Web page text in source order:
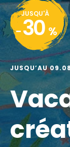
JUSQU'À
- 30 %
JUSQU’AU